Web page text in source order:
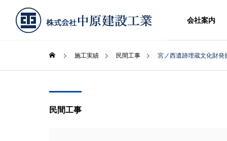
会社案内
施工実績 民間工事 宮ノ西遺跡埋蔵文化財発
民間工事